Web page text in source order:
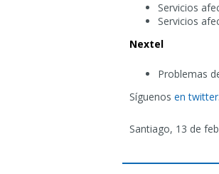
Servicios
Servicios
Nextel
Problemas
Síguenos en twitter
Santiago, 13 de